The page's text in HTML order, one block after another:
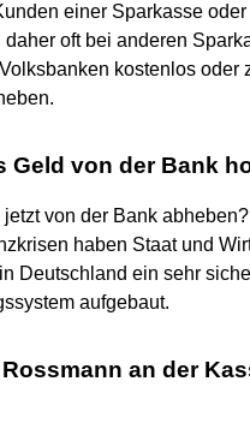
einer Sparkasse oder
oft bei anderen
kostenlos oder
Geld von der Bank
von der Bank
haben Staat und
Deutschland ein sehr
aufgebaut.
an der